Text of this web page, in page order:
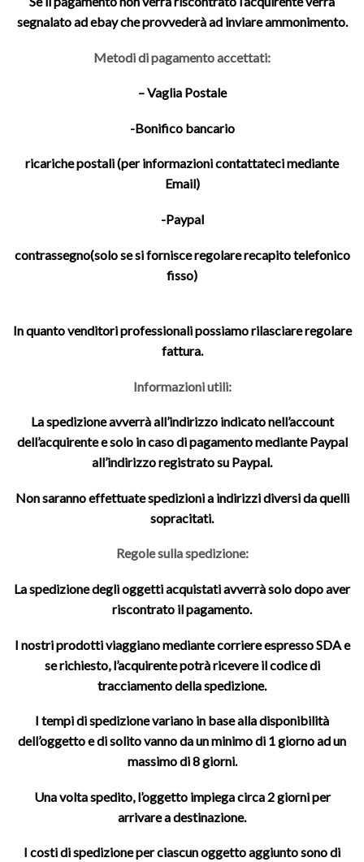
segnalato ad ebay che provvederà ad inviare ammonimento.
Metodi di pagamento accettati:
– Vaglia Postale
-Bonifico bancario
ricariche postali (per informazioni contattateci mediante
Email)
-Paypal
contrassegno(solo se si fornisce regolare recapito telefonico
fisso)
In quanto venditori professionali possiamo rilasciare regolare
fattura.
Informazioni utili:
La spedizione avverrà all’indirizzo indicato nell’account
dell’acquirente e solo in caso di pagamento mediante Paypal
all’indirizzo registrato su Paypal.
Non saranno effettuate spedizioni a indirizzi diversi da quelli
sopracitati.
Regole sulla spedizione:
La spedizione degli oggetti acquistati avverrà solo dopo aver
riscontrato il pagamento.
I nostri prodotti viaggiano mediante corriere espresso SDA e
se richiesto, l’acquirente potrà ricevere il codice di
tracciamento della spedizione.
I tempi di spedizione variano in base alla disponibilità
dell’oggetto e di solito vanno da un minimo di 1 giorno ad un
massimo di 8 giorni.
Una volta spedito, l’oggetto impiega circa 2 giorni per
arrivare a destinazione.
I costi di spedizione per ciascun oggetto aggiunto sono di